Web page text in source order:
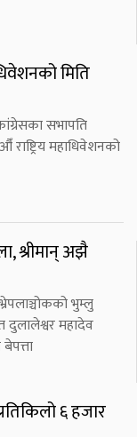
मिति
सभापति
महाधिवेशनको
श्रीमान् अझै
भुम्लु
दुलालेश्वर महादेव
६ हजार